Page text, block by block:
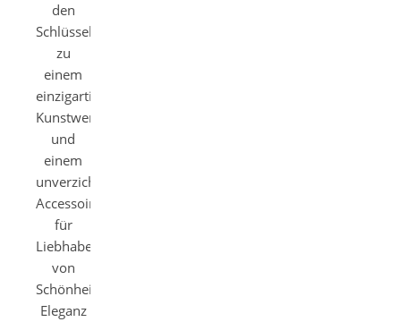
den
Schlüsselanhänger
zu
einem
einzigartigen
Kunstwerk
und
einem
unverzichtbaren
Accessoire
für
Liebhaber
von
Schönheit,
Eleganz